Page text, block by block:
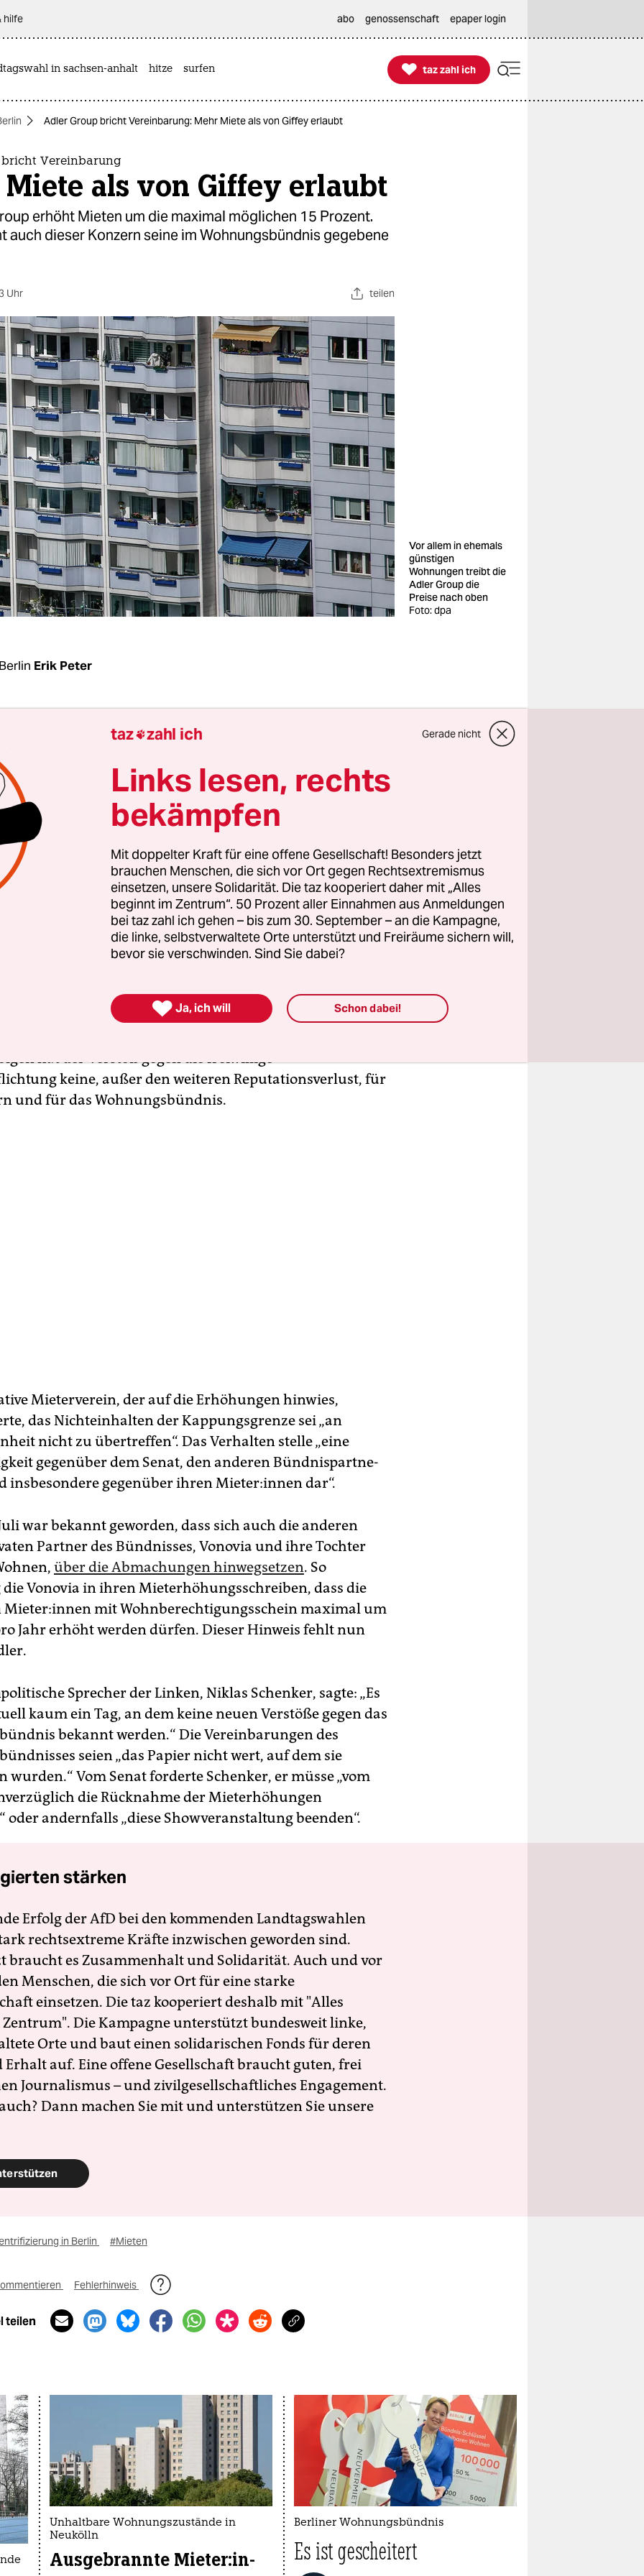
hilfe abo genossenschaft epaper login
in sachsen-anhalt hitze surfen 
taz zahl ich
taz zahl ich
Adler Group bricht Vereinbarung: Mehr Miete als von Giffey erlaubt
bricht Vereinbarung
als von Giffey erlaubt
erhöht Mieten um die maximal möglichen 15 Prozent.
auch dieser Konzern seine im Wohnungsbündnis gegebene
Uhr teilen
Vor allem in ehemals
günstigen
Wohnungen treibt die
Adler Group die
Preise nach oben
Foto: dpa
Erik Peter
Allee im Westend oder der Skarbinastraße in
– die Mieterhöhungsschreiben, die bei den Mie­te­r:in­nen
der
Adler Group
derzeit eintrudeln, haben
Erhöhungen um 15 Prozent, wie die taz in mehreren
konnte. Der schlingernde und unter anderem
und Marktmanipulaton unter
stehende Konzern mit etwa 20.000 Wohnungen in
damit aus seinen Mie­te­r:in­nen heraus, was rechtlich
15 Prozent, mehr Mieterhöhung innerhalb von drei Jahren
beleumundete der großen Immobilienkonzerne
Gesetzbuch: Als Unterzeichnerin desBündnisses für
und bezahlbares Wohnenhatte sich Adler
hat der Verstoß gegen die freiwillige
keine, außer den weiteren Reputationsverlust, für
und für das Wohnungsbündnis.
Mieterverein, der auf die Erhöhungen hinwies,
das Nichteinhalten der Kappungsgrenze sei „an
nicht zu übertreffen“. Das Verhalten stelle „eine
gegenüber dem Senat, den anderen Bünd­nis­part­ne­
insbesondere gegenüber ihren Mie­te­r:in­nen dar“.
war bekannt geworden, dass sich auch die anderen
Partner des Bündnisses, Vonovia und ihre Tochter
über die Abmachungen hinwegsetzen. So
die Vonovia in ihren Mieterhöhungsschreiben, dass die
Mie­te­r:in­nen mit Wohnberechtigungsschein maximal um
Jahr erhöht werden dürfen. Dieser Hinweis fehlt nun
Sprecher der Linken, Niklas Schenker, sagte: „Es
kaum ein Tag, an dem keine neuen Verstöße gegen das
bekannt werden.“ Die Vereinbarungen des
seien „das Papier nicht wert, auf dem sie
wurden.“ Vom Senat forderte Schenker, er müsse „vom
die Rücknahme der Mieterhöhungen
oder andernfalls „diese Show­veranstaltung ­beenden“.
stärken
Erfolg der AfD bei den kommenden Landtagswahlen
rechtsextreme Kräfte inzwischen geworden sind.
braucht es Zusammenhalt und Solidarität. Auch und vor
Menschen, die sich vor Ort für eine starke
einsetzen. Die taz kooperiert deshalb mit "Alles
Die Kampagne unterstützt bundesweit linke,
Orte und baut einen solidarischen Fonds für deren
Erhalt auf. Eine offene Gesellschaft braucht guten, frei
Journalismus – und zivilgesellschaftliches Engagement.
Dann machen Sie mit und unterstützen Sie unsere
in Berlin #Mieten
Fehlerhinweis
teilen
Unhaltbare Wohnungszustände in
Neukölln
Ausgebrannte Mie­te­r:in­
Berliner Wohnungsbündnis
Es ist gescheitert
taz zahl ich Gerade nicht
Links lesen, rechts
bekämpfen
Mit doppelter Kraft für eine offene Gesellschaft! Besonders jetzt
brauchen Menschen, die sich vor Ort gegen Rechtsextremismus
einsetzen, unsere Solidarität. Die taz kooperiert daher mit „Alles
beginnt im Zentrum“. 50 Prozent aller Einnahmen aus Anmeldungen
bei taz zahl ich gehen – bis zum 30. September – an die Kampagne,
die linke, selbstverwaltete Orte unterstützt und Freiräume sichern will,
bevor sie verschwinden. Sind Sie dabei?
 Ja, ich will Schon dabei!